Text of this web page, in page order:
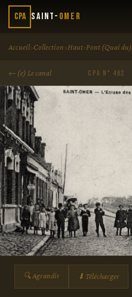
CPA Saint- Omer
Accueil›Collection ›Haut-Pont (Quai du)
← (e) Le canal CPA N° 462
🔍 Agrandir ⬇ Télécharger